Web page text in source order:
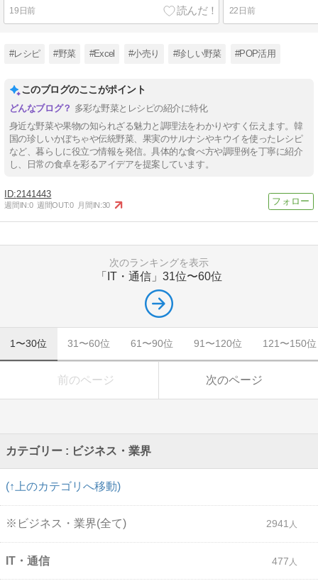
19日前 22日前
#レシピ #野菜 #Excel #小売り #珍しい野菜 #POP活用
このブログのここがポイント
多彩な野菜とレシピの紹介に特化
身近な野菜や果物の知られざる魅力と調理法をわかりやすく伝えます。韓
国の珍しいかぼちゃや伝統野菜、果実のサルナシやキウイを使ったレシピ
など、暮らしに役立つ情報を発信。具体的な食べ方や調理例を丁寧に紹介
し、日常の食卓を彩るアイデアを提案しています。
2141443
週間IN:0 週間OUT:0 月間IN:30
次のランキングを表示
「IT・通信」 31位〜60位
1〜30位 31〜60位 61〜90位 91〜120位 121〜150位
前のページ 次のページ
カテゴリー : ビジネス・業界
(↑上のカテゴリへ移動)
※ビジネス・業界(全て) 2941
IT・通信 477